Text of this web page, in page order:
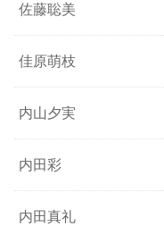
佐藤聡美
佳原萌枝
内山夕実
内田彩
内田真礼